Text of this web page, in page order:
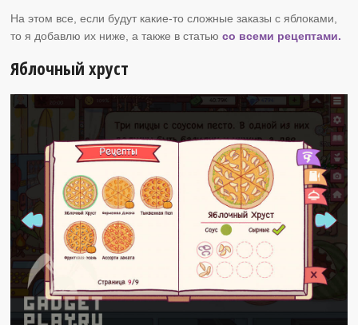
На этом все, если будут какие-то сложные заказы с яблоками,
то я добавлю их ниже, а также в статьюсо всеми рецептами.
Яблочный хруст